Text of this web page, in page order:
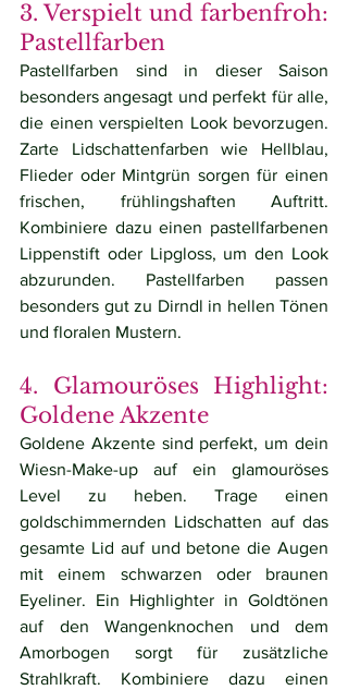
3. Verspielt und farbenfroh:
Pastellfarben
Pastellfarben sind in dieser Saison
besonders angesagt und perfekt für alle,
die einen verspielten Look bevorzugen.
Zarte Lidschattenfarben wie Hellblau,
Flieder oder Mintgrün sorgen für einen
frischen, frühlingshaften Auftritt.
Kombiniere dazu einen pastellfarbenen
Lippenstift oder Lipgloss, um den Look
abzurunden. Pastellfarben passen
besonders gut zu Dirndl in hellen Tönen
und floralen Mustern.
4. Glamouröses Highlight:
Goldene Akzente
Goldene Akzente sind perfekt, um dein
Wiesn-Make-up auf ein glamouröses
Level zu heben. Trage einen
goldschimmernden Lidschatten auf das
gesamte Lid auf und betone die Augen
mit einem schwarzen oder braunen
Eyeliner. Ein Highlighter in Goldtönen
auf den Wangenknochen und dem
Amorbogen sorgt für zusätzliche
Strahlkraft. Kombiniere dazu einen